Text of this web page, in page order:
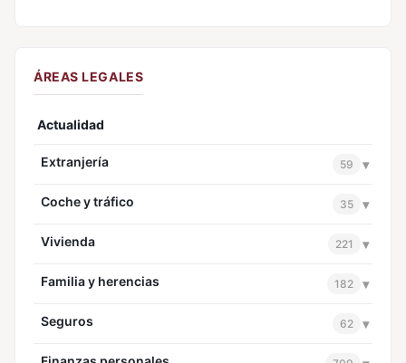
ÁREAS LEGALES
Actualidad
Extranjería 59 ▾
Coche y tráfico 35 ▾
Vivienda 221 ▾
Familia y herencias 182 ▾
Seguros 62 ▾